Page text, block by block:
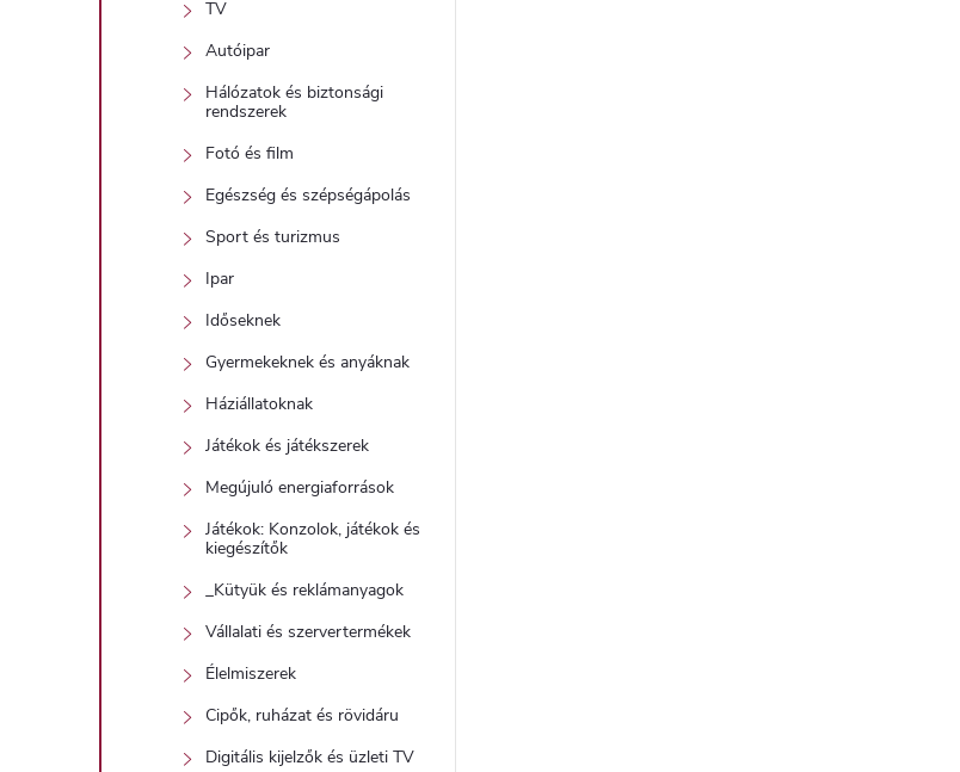
TV
Autóipar
Hálózatok és biztonsági
rendszerek
Fotó és film
Egészség és szépségápolás
Sport és turizmus
Ipar
Időseknek
Gyermekeknek és anyáknak
Háziállatoknak
Játékok és játékszerek
Megújuló energiaforrások
Játékok: Konzolok, játékok és
kiegészítők
_Kütyük és reklámanyagok
Vállalati és szervertermékek
Élelmiszerek
Cipők, ruházat és rövidáru
Digitális kijelzők és üzleti TV